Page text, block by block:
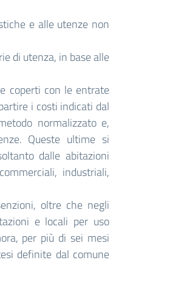
e alle utenze non
di utenza, in base alle
coperti con le entrate
i costi indicati dal
normalizzato e,
Queste ultime si
dalle abitazioni
industriali,
oltre che negli
e locali per uso
per più di sei mesi
definite dal comune